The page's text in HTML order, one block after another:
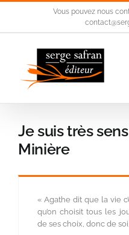
Vous pouvez nous
Je suis très
Minière
« Agathe dit que la vie
qu’on choisit tous les
de ses choix, donc de soi.